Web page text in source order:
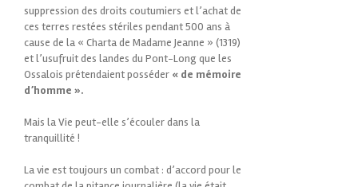
suppression des droits coutumiers et l’achat de
ces terres restées stériles pendant 500 ans à
cause de la « Charta de Madame Jeanne » (1319)
et l’usufruit des landes du Pont-Long que les
Ossalois prétendaient posséder « de mémoire
d’homme ».
Mais la Vie peut-elle s’écouler dans la
tranquillité !
La vie est toujours un combat : d’accord pour le